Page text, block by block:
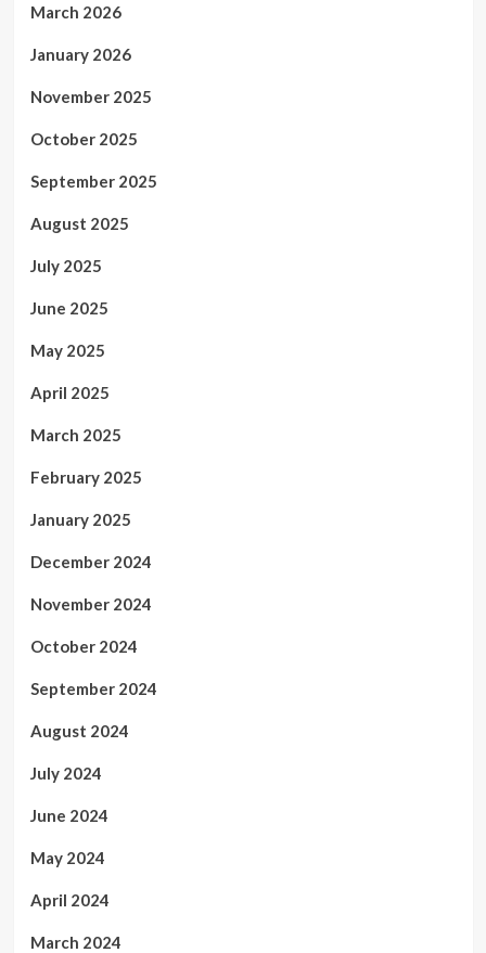
March 2026
January 2026
November 2025
October 2025
September 2025
August 2025
July 2025
June 2025
May 2025
April 2025
March 2025
February 2025
January 2025
December 2024
November 2024
October 2024
September 2024
August 2024
July 2024
June 2024
May 2024
April 2024
March 2024